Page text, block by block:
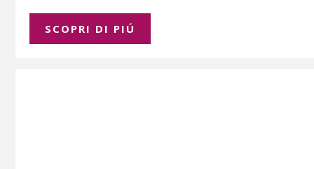
SCOPRI DI PIÚ